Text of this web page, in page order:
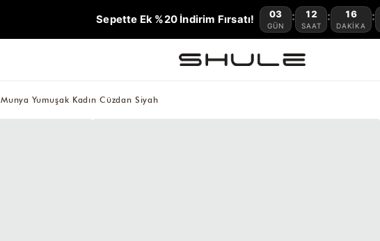
Sepette Ek %20 İndirim Fırsatı! 03
GÜN
: 12
SAAT
: 16
DAKIKA
:
Munya Yumuşak Kadın Cüzdan Siyah